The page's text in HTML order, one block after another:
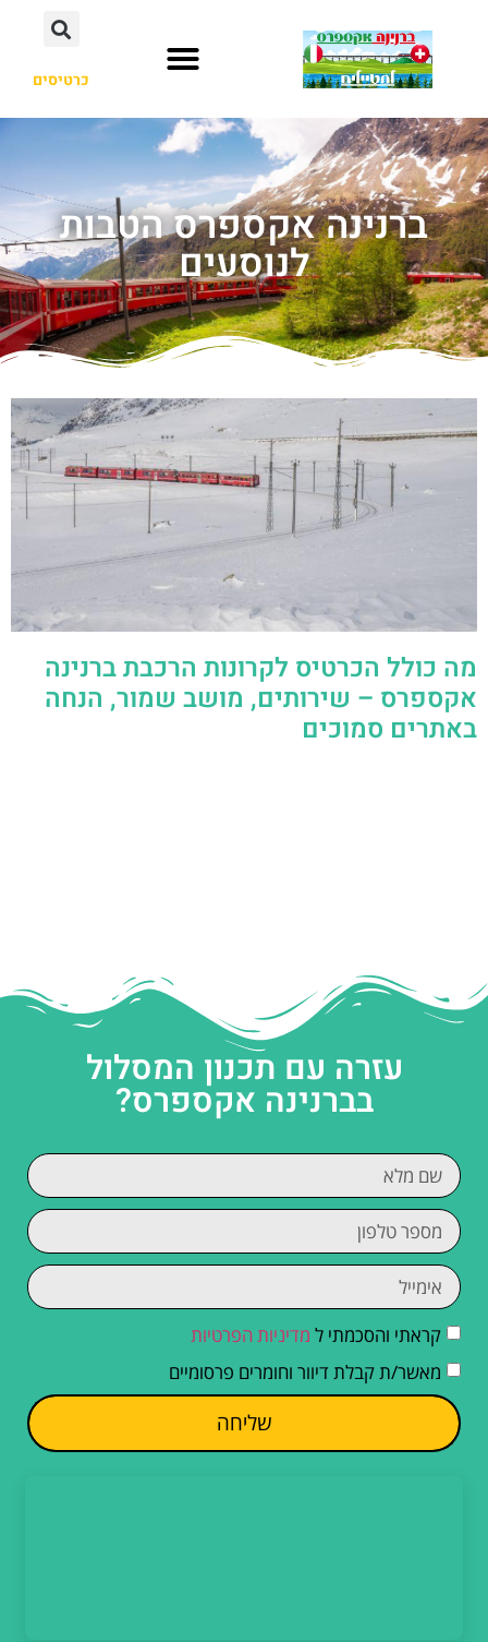
כרטיסים
ברנינה אקספרס הטבות
לנוסעים
מה כולל הכרטיס לקרונות הרכבת ברנינה
אקספרס – שירותים, מושב שמור, הנחה
באתרים סמוכים
עזרה עם תכנון המסלול
בברנינה אקספרס?
קראתי והסכמתי ל מדיניות הפרטיות
מאשר/ת קבלת דיוור וחומרים פרסומיים
שליחה